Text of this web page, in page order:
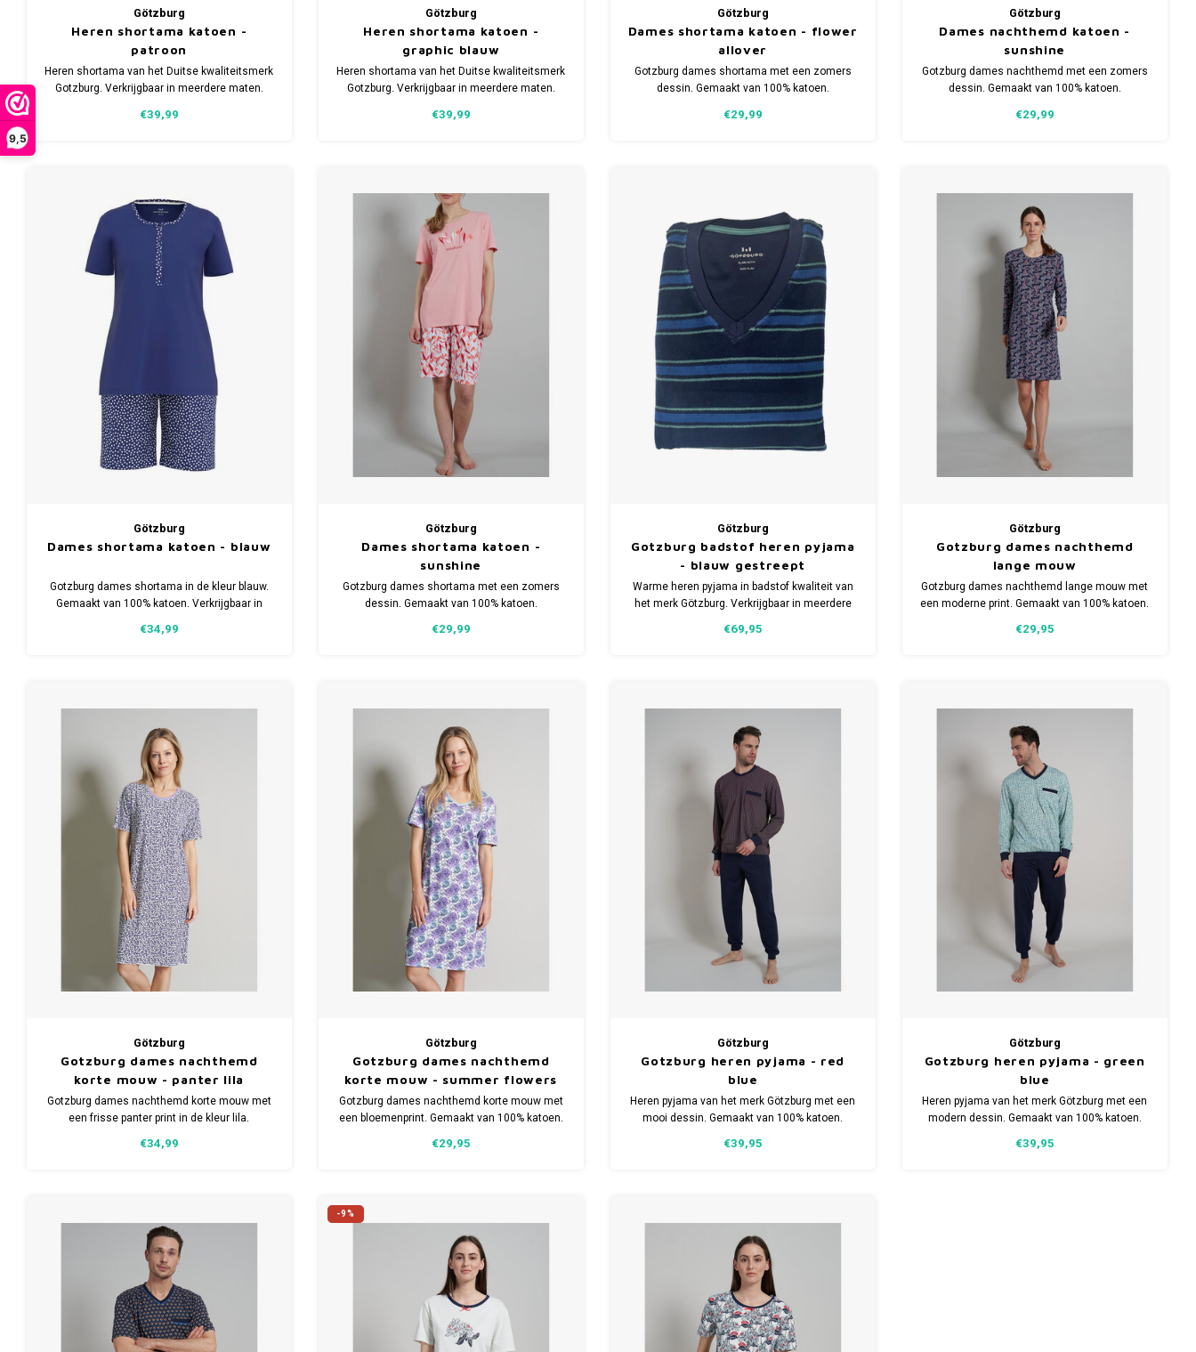
9,5
Götzburg
Heren shortama katoen -
patroon
Heren shortama van het Duitse kwaliteitsmerk
Gotzburg. Verkrijgbaar in meerdere maten.
€39,99
Götzburg
Heren shortama katoen -
graphic blauw
Heren shortama van het Duitse kwaliteitsmerk
Gotzburg. Verkrijgbaar in meerdere maten.
€39,99
Götzburg
Dames shortama katoen - flower
allover
Gotzburg dames shortama met een zomers
dessin. Gemaakt van 100% katoen.
€29,99
Götzburg
Dames nachthemd katoen -
sunshine
Gotzburg dames nachthemd met een zomers
dessin. Gemaakt van 100% katoen.
€29,99
Götzburg
Dames shortama katoen - blauw
Gotzburg dames shortama in de kleur blauw.
Gemaakt van 100% katoen. Verkrijgbaar in
€34,99
Götzburg
Dames shortama katoen -
sunshine
Gotzburg dames shortama met een zomers
dessin. Gemaakt van 100% katoen.
€29,99
Götzburg
Gotzburg badstof heren pyjama
- blauw gestreept
Warme heren pyjama in badstof kwaliteit van
het merk Götzburg. Verkrijgbaar in meerdere
€69,95
Götzburg
Gotzburg dames nachthemd
lange mouw
Gotzburg dames nachthemd lange mouw met
een moderne print. Gemaakt van 100% katoen.
€29,95
Götzburg
Gotzburg dames nachthemd
korte mouw - panter lila
Gotzburg dames nachthemd korte mouw met
een frisse panter print in de kleur lila.
€34,99
Götzburg
Gotzburg dames nachthemd
korte mouw - summer flowers
Gotzburg dames nachthemd korte mouw met
een bloemenprint. Gemaakt van 100% katoen.
€29,95
Götzburg
Gotzburg heren pyjama - red
blue
Heren pyjama van het merk Götzburg met een
mooi dessin. Gemaakt van 100% katoen.
€39,95
Götzburg
Gotzburg heren pyjama - green
blue
Heren pyjama van het merk Götzburg met een
modern dessin. Gemaakt van 100% katoen.
€39,95
-9%